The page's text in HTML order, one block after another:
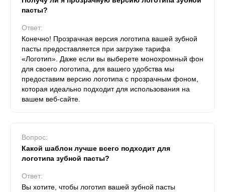
пасты?
Ответ:
Конечно! Прозрачная версия логотипа вашей зубной
пасты предоставляется при загрузке тарифа
«Логотип». Даже если вы выберете монохромный фон
для своего логотипа, для вашего удобства мы
предоставим версию логотипа с прозрачным фоном,
которая идеально подходит для использования на
вашем веб-сайте.
Вопрос:
Какой шаблон лучше всего подходит для
логотипа зубной пасты?
Ответ:
Вы хотите, чтобы логотип вашей зубной пасты